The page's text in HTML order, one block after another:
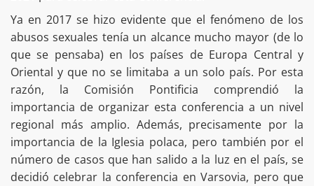
Ya en 2017 se hizo evidente que el fenómeno de los
abusos sexuales tenía un alcance mucho mayor (de lo
que se pensaba) en los países de Europa Central y
Oriental y que no se limitaba a un solo país. Por esta
razón, la Comisión Pontificia comprendió la
importancia de organizar esta conferencia a un nivel
regional más amplio. Además, precisamente por la
importancia de la Iglesia polaca, pero también por el
número de casos que han salido a la luz en el país, se
decidió celebrar la conferencia en Varsovia, pero que